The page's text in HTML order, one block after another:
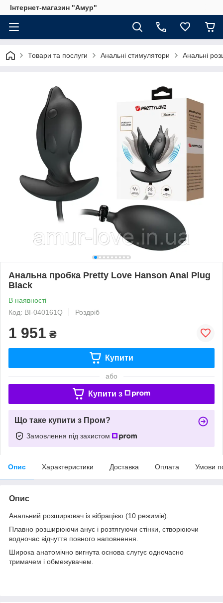
Інтернет-магазин "Амур"
Товари та послуги Анальні стимулятори Анальні
Анальна пробка Pretty Love Hanson Anal Plug
Black
В наявності
Код: BI-040161Q
Роздріб
1 951 ₴
Купити
або
Купити з
Що таке купити з Пром?
Замовлення під захистом
Опис Характеристики Доставка Оплата Умови
Опис
Анальний розширювач із вібрацією (10 режимів).
Плавно розширюючи анус і розтягуючи стінки, створюючи
водночас відчуття повного наповнення.
Широка анатомічно вигнута основа слугує одночасно
тримачем і обмежувачем.